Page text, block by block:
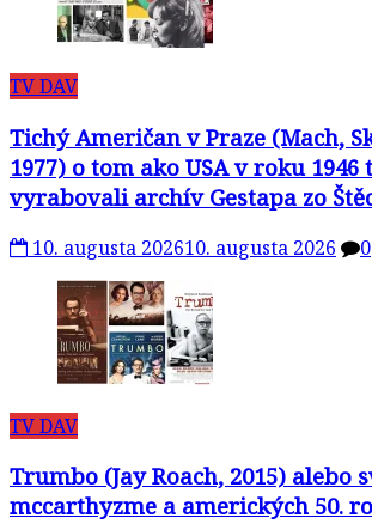
TV DAV
Tichý Američan v Praze (Mach,
1977) o tom ako USA v roku 1946
vyrabovali archív Gestapa zo
10. augusta 202610. augusta 2026 0
TV DAV
Trumbo (Jay Roach, 2015) alebo
mccarthyzme a amerických 50.